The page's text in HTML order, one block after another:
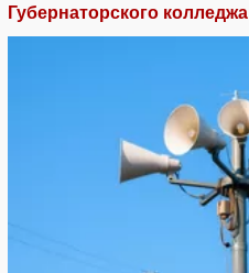
Губернаторского колледжа